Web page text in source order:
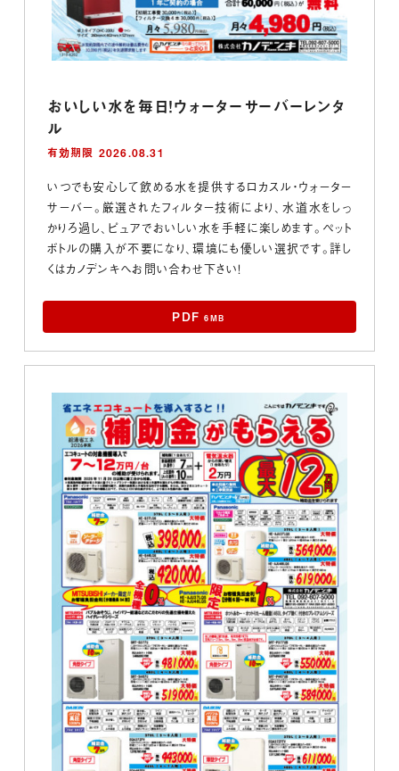
おいしい水を毎日！ウォーターサーバーレンタ
ル
有効期限 2026.08.31
いつでも安心して飲める水を提供するロカスル・ウォーター
サーバー。厳選されたフィルター技術により、水道水をしっ
かりろ過し、ピュアでおいしい水を手軽に楽しめます。ペット
ボトルの購入が不要になり、環境にも優しい選択です。詳し
くはカノデンキへお問い合わせ下さい！
PDF 6MB